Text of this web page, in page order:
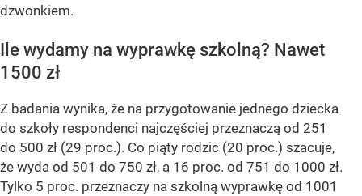
dzwonkiem.
Ile wydamy na wyprawkę szkolną? Nawet
1500 zł
Z badania wynika, że na przygotowanie jednego dziecka
do szkoły respondenci najczęściej przeznaczą od 251
do 500 zł (29 proc.). Co piąty rodzic (20 proc.) szacuje,
że wyda od 501 do 750 zł, a 16 proc. od 751 do 1000 zł.
Tylko 5 proc. przeznaczy na szkolną wyprawkę od 1001